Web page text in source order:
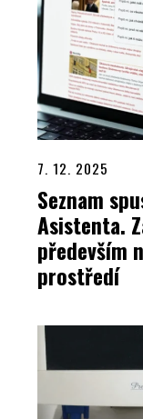
7. 12. 2025
Seznam
Asistenta.
především
prostředí